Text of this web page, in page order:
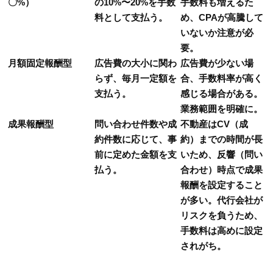
〇%）
の10%〜20%を手数
料として支払う。
手数料も増えるた
め、CPAが高騰して
いないか注意が必
要。
月額固定報酬型
広告費の大小に関わ
らず、毎月一定額を
支払う。
広告費が少ない場
合、手数料率が高く
感じる場合がある。
業務範囲を明確に。
成果報酬型
問い合わせ件数や成
約件数に応じて、事
前に定めた金額を支
払う。
不動産はCV（成
約）までの時間が長
いため、反響（問い
合わせ）時点で成果
報酬を設定すること
が多い。代行会社が
リスクを負うため、
手数料は高めに設定
されがち。